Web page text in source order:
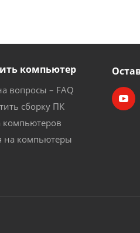
компьютер
вопросы – FAQ
сборку ПК
компьютеров
на компьютеры